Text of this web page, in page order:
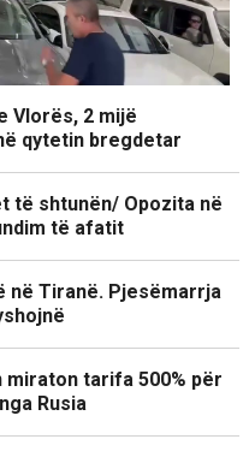
Vlorës, 2 mijë
qytetin bregdetar
të shtunën/ Opozita në
të afatit
në Tiranë. Pjesëmarrja
miraton tarifa 500% për
Rusia